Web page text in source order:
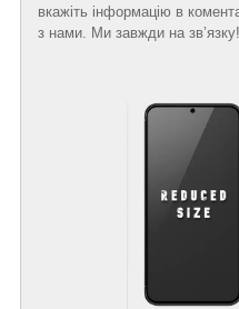
вкажіть інформацію в
з нами. Ми завжди на зв’язку!